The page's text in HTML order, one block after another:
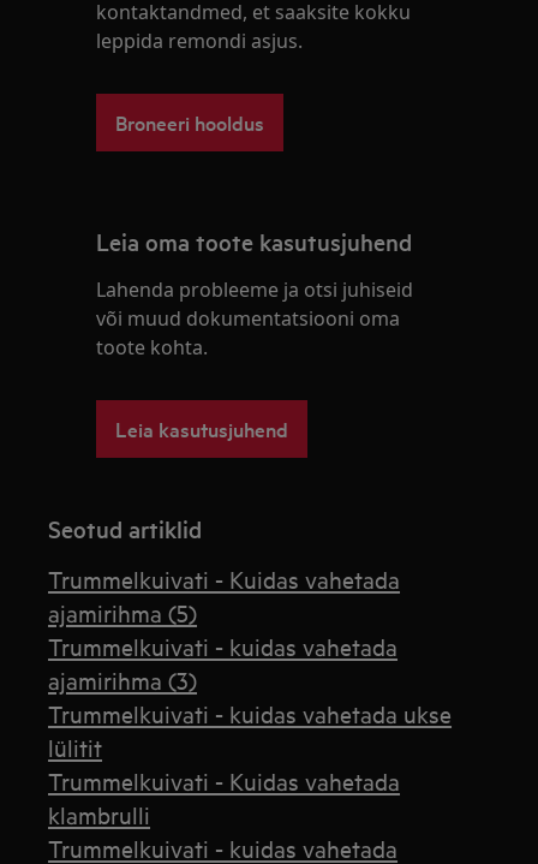
kontaktandmed, et saaksite kokku
leppida remondi asjus.
Broneeri hooldus
Leia oma toote kasutusjuhend
Lahenda probleeme ja otsi juhiseid
või muud dokumentatsiooni oma
toote kohta.
Leia kasutusjuhend
Seotud artiklid
Trummelkuivati - Kuidas vahetada
ajamirihma (5)
Trummelkuivati - kuidas vahetada
ajamirihma (3)
Trummelkuivati - kuidas vahetada ukse
lülitit
Trummelkuivati - Kuidas vahetada
klambrulli
Trummelkuivati - kuidas vahetada